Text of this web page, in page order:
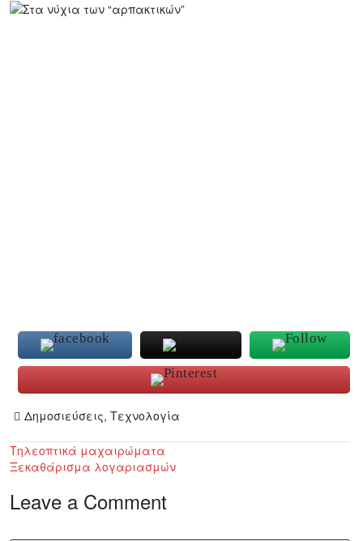
Δημοσιεύσεις, Τεχνολογία
Post
navigation
Τηλεοπτικά μαχαιρώματα
Ξεκαθάρισμα λογαριασμών
Leave a Comment